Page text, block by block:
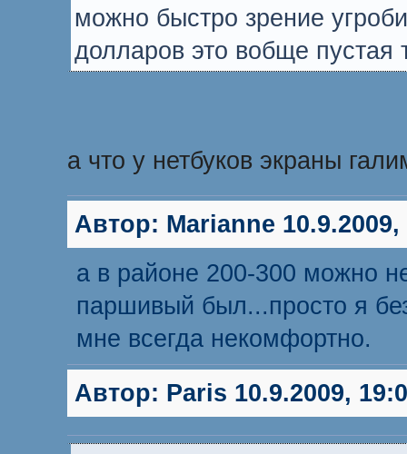
можно быстро зрение
долларов это вобще пустая
а что у нетбуков экраны
Автор: Marianne 10.9.2009,
а в районе 200-300 можно
паршивый был...просто я
мне всегда некомфортно.
Автор: Paris 10.9.2009,